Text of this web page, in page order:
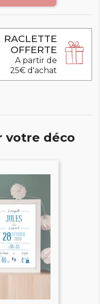
RACLETTE
OFFERTE
A partir de
25€ d'achat
votre déco